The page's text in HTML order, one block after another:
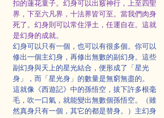
扣的蓮花童子。幻身可以出竅神行，上至四聖
界，下至六凡界，十法界皆可至。當我們肉身
死了。幻身則可以常住淨土，任運自在。這就
是幻身的成就。
幻身可以只有一個，也可以有很多個。你可以
修出一個主幻身，再修出無數的副幻身。這些
副幻身與天上的星光結合，便形成了「星光
身」，而「星光身」的數量是無窮無盡的。
這就像《西遊記》中的孫悟空，拔下許多根毫
毛，吹一口氣，就能變出無數個孫悟空。（雖
然真身只有一個，其它的都是替身。）主幻身